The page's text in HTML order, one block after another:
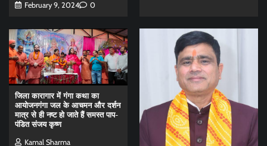
February 9, 2024
0
जिला कारागार में गंगा कथा का
आयोजनगंगा जल के आचमन और दर्शन
मात्र से ही नष्ट हो जाते हैं समस्त पाप-
पंडित संजय कृष्ण
Kamal Sharma